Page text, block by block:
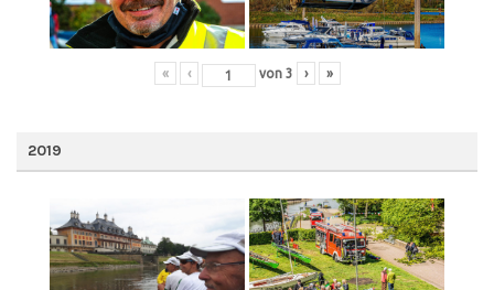
« ‹ von 3 › »
2019